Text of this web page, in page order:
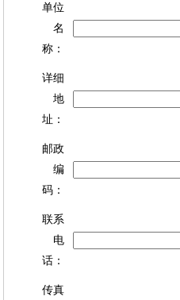
单位
名
称：
详细
地
址：
邮政
编
码：
联系
电
话：
传真